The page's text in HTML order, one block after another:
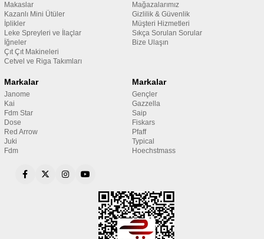
Makaslar
Kazanlı Mini Ütüler
İplikler
Leke Spreyleri ve İlaçlar
İğneler
Çıt Çıt Makineleri
Cetvel ve Riga Takımları
Mağazalarımız
Gizlilik & Güvenlik
Müşteri Hizmetleri
Sıkça Sorulan Sorular
Bize Ulaşın
Markalar
Janome
Kai
Fdm Star
Dose
Red Arrow
Juki
Fdm
Markalar
Gençler
Gazzella
Saip
Fiskars
Pfaff
Typical
Hoechstmass